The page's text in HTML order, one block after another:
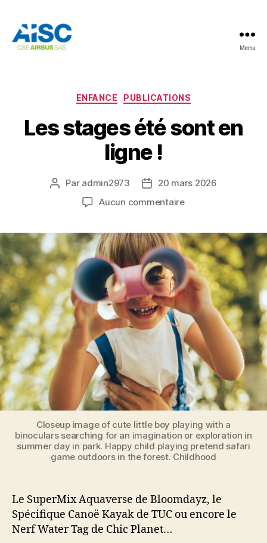
Menu
Catégories
ENFANCE PUBLICATIONS
Les stages été sont en
ligne !
Auteur
Par admin2973
Date20 mars 2026
Aucun commentairesur
été
sont
en
ligne !
Closeup image of cute little boy playing with a
binoculars searching for an imagination or exploration in
summer day in park. Happy child playing pretend safari
game outdoors in the forest. Childhood
Le SuperMix Aquaverse de Bloomdayz, le
Spécifique Canoë Kayak de TUC ou encore le
Nerf Water Tag de Chic Planet…